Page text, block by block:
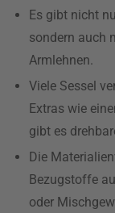
Es gibt nicht
sondern auch
Armlehnen.
Viele Sessel
Extras wie
gibt es
Die
Bezugstoffe
oder